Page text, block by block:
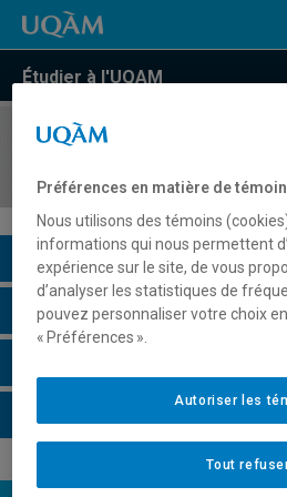
Étudier à l'UQAM
COURS//
Description du cours
Horaire - Été 2026
Préférences en matière de
Nous utilisons des témoins
informations qui nous permettent
expérience sur le site, de vous
d’analyser les statistiques de
pouvez personnaliser votre choix
« Préférences ».
Tout
Autoriser les